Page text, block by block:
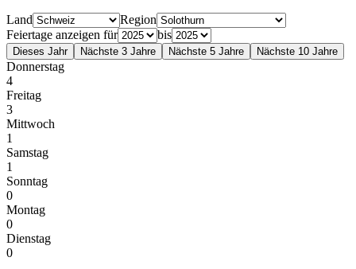
Land
Region
Feiertage anzeigen für
bis
Dieses Jahr Nächste 3 Jahre Nächste 5 Jahre Nächste 10 Jahre
Donnerstag
4
Freitag
3
Mittwoch
1
Samstag
1
Sonntag
0
Montag
0
Dienstag
0